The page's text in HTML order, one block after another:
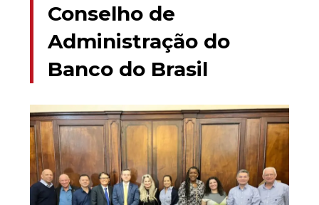
Conselho de
Administração do
Banco do Brasil